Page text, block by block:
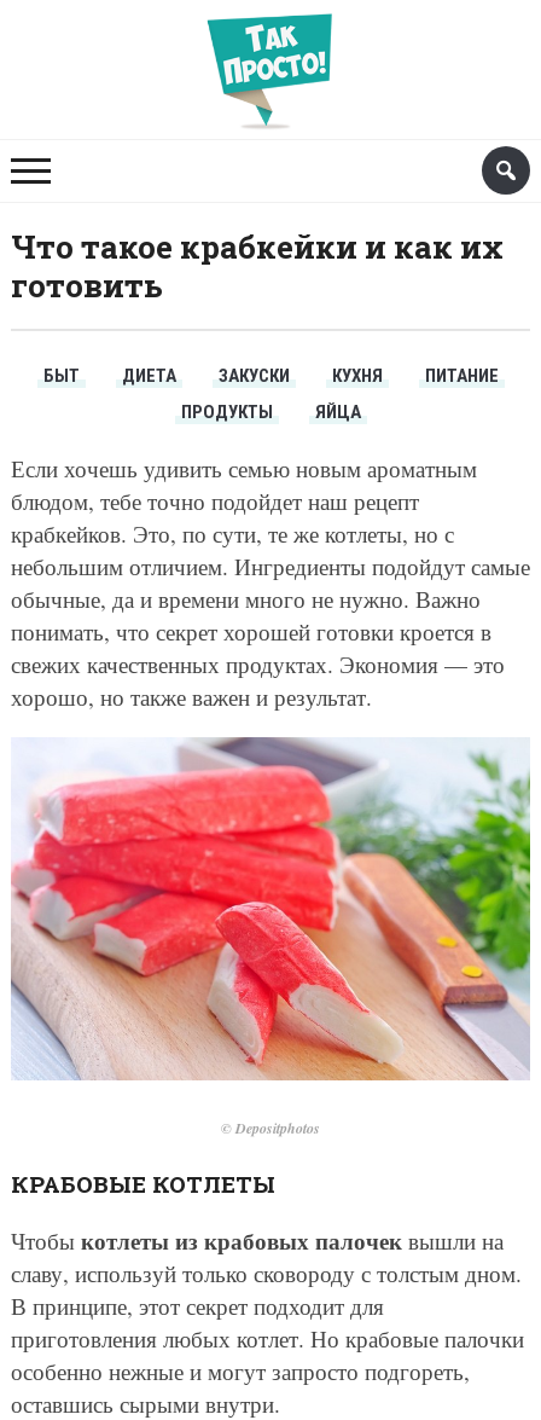
Что такое крабкейки и как их
готовить
БЫТ ДИЕТА ЗАКУСКИ КУХНЯ
ПИТАНИЕ
ПРОДУКТЫ
ЯЙЦА
Если хочешь удивить семью новым ароматным
блюдом, тебе точно подойдет наш рецепт
крабкейков. Это, по сути, те же котлеты, но с
небольшим отличием. Ингредиенты подойдут самые
обычные, да и времени много не нужно. Важно
понимать, что секрет хорошей готовки кроется в
свежих качественных продуктах. Экономия — это
хорошо, но также важен и результат.
© Depositphotos
КРАБОВЫЕ КОТЛЕТЫ
Чтобы котлеты из крабовых палочеквышли на
славу, используй только сковороду с толстым дном.
В принципе, этот секрет подходит для
приготовления любых котлет. Но крабовые палочки
особенно нежные и могут запросто подгореть,
оставшись сырыми внутри.